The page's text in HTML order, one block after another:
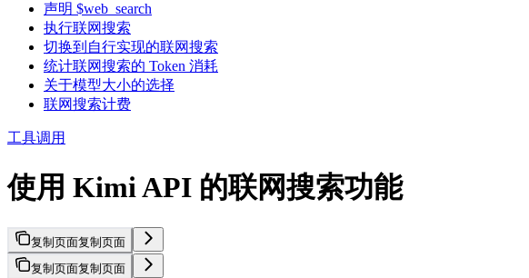
声明 $web_search
执行联网搜索
切换到自行实现的联网搜索
统计联网搜索的 Token 消耗
关于模型大小的选择
联网搜索计费
工具调用
使用 Kimi API 的联网搜索功能
复制页面复制页面
复制页面复制页面